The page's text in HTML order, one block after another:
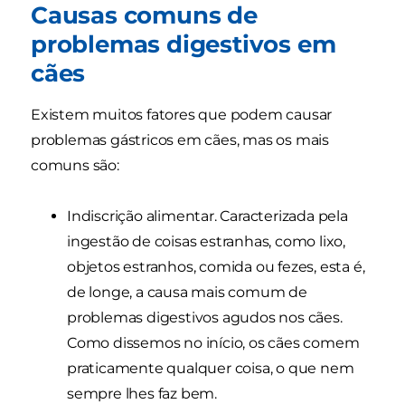
Causas comuns de
problemas digestivos em
cães
Existem muitos fatores que podem causar
problemas gástricos em cães, mas os mais
comuns são:
Indiscrição alimentar. Caracterizada pela
ingestão de coisas estranhas, como lixo,
objetos estranhos, comida ou fezes, esta é,
de longe, a causa mais comum de
problemas digestivos agudos nos cães.
Como dissemos no início, os cães comem
praticamente qualquer coisa, o que nem
sempre lhes faz bem.